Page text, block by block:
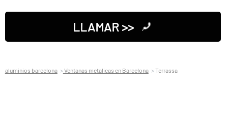
LLAMAR >>
aluminios barcelona Ventanas metalicas en Barcelona Terrassa